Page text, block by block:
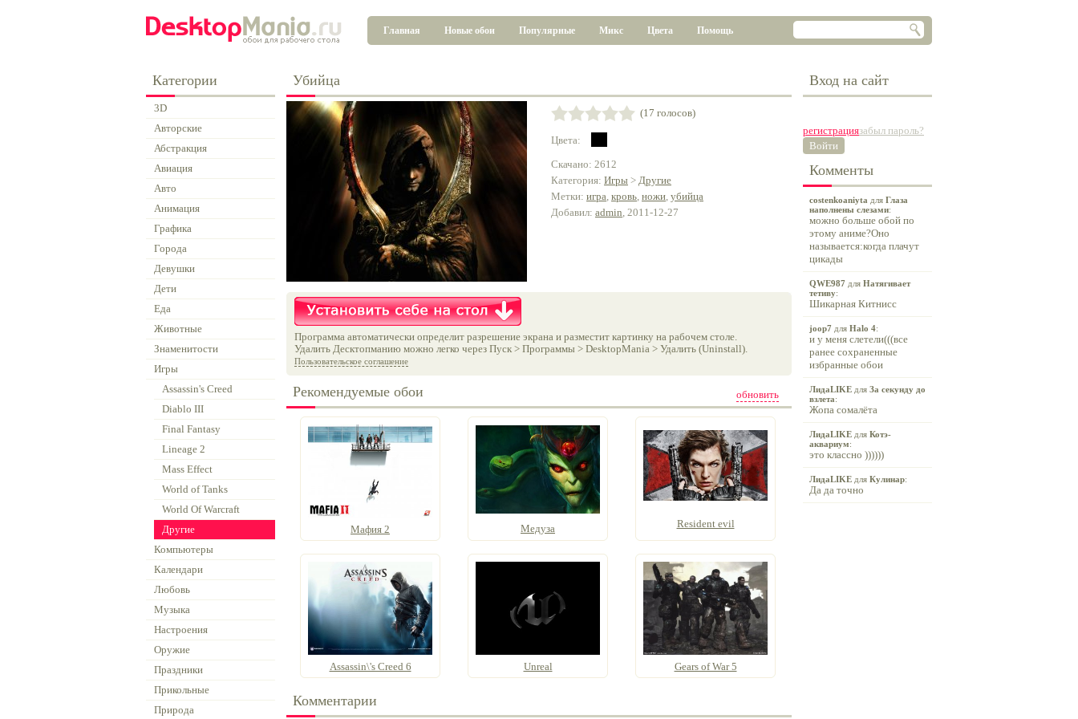
Главная Новые обои Популярные Микс Цвета Помощь
Категории
3D
Авторские
Абстракция
Авиация
Авто
Анимация
Графика
Города
Девушки
Дети
Еда
Животные
Знаменитости
Игры
Assassin's Creed
Diablo III
Final Fantasy
Lineage 2
Mass Effect
World of Tanks
World Of Warcraft
Другие
Компьютеры
Календари
Любовь
Музыка
Настроения
Оружие
Праздники
Прикольные
Природа
Убийца
(17 голосов)
Цвета:
Скачано: 2612
Категория: Игры > Другие
Метки: игра, кровь, ножи, убийца
Добавил: admin, 2011-12-27
Программа автоматически определит разрешение экрана и разместит картинку на рабочем столе.
Удалить Десктопманию можно легко через Пуск > Программы > DesktopMania > Удалить (Uninstall).
Пользовательское соглашение
обновить
Рекомендуемые обои
Maфия 2 Медуза Resident evil
Assassin\'s Creed 6 Unreal Gears of War 5
Комментарии
Вход на сайт
регистрациязабыл пароль?
Войти
Комменты
costenkoaniyta для Глаза
наполнены слезами:
можно больше обой по
этому аниме?Оно
называется:когда плачут
цикады
QWE987 для Натягивает
тетиву:
Шикарная Китнисс
joop7 для Halo 4:
и у меня слетели(((все
ранее сохраненные
избранные обои
ЛидаLIKE для За секунду до
взлета:
Жопа сомалёта
ЛидаLIKE для Котэ-
аквариум:
это классно ))))))
ЛидаLIKE для Кулинар:
Да да точно